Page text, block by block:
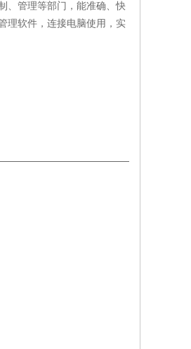
、管理等部门，能准确、快
理软件，连接电脑使用，实